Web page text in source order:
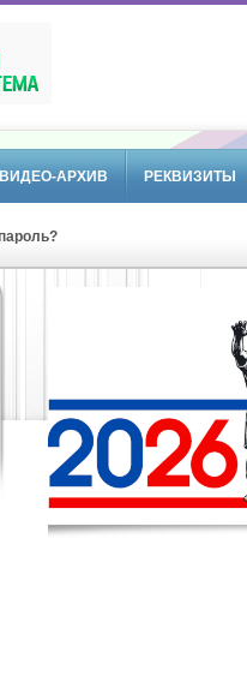
ВИДЕО-АРХИВ РЕКВИЗИТЫ